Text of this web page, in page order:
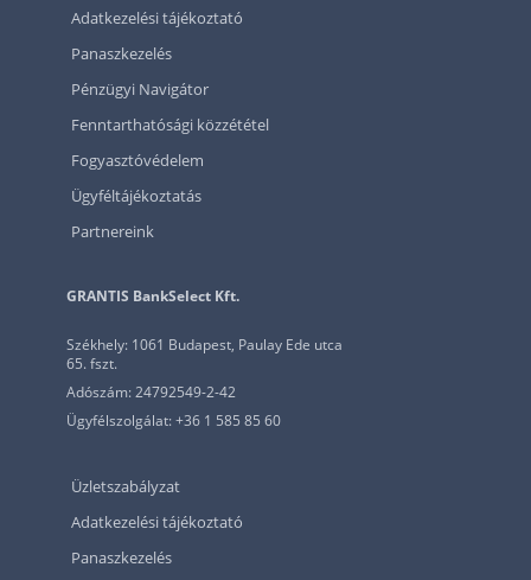
Adatkezelési tájékoztató
Panaszkezelés
Pénzügyi Navigátor
Fenntarthatósági közzététel
Fogyasztóvédelem
Ügyféltájékoztatás
Partnereink
GRANTIS BankSelect Kft.
Székhely: 1061 Budapest, Paulay Ede utca
65. fszt.
Adószám: 24792549-2-42
Ügyfélszolgálat: +36 1 585 85 60
Üzletszabályzat
Adatkezelési tájékoztató
Panaszkezelés